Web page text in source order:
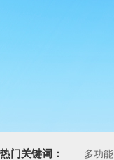
热门关键词： 多功能